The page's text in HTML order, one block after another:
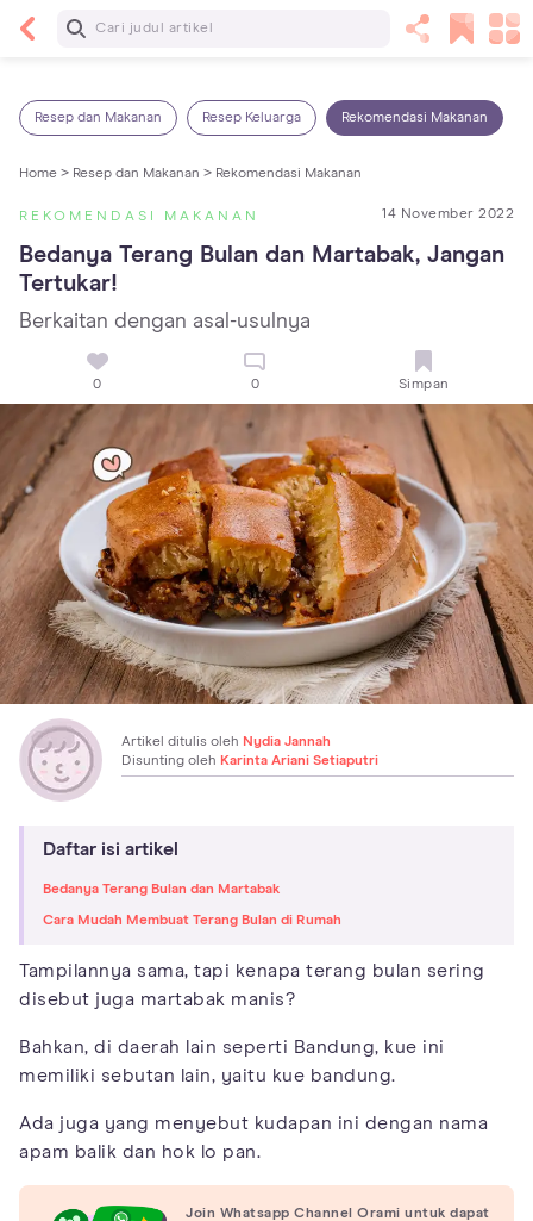
Baca Selanjutnya
Resep dan Makanan Resep Keluarga Rekomendasi Makanan
Home > Resep dan Makanan > Rekomendasi Makanan
REKOMENDASI MAKANAN 14 November 2022
Bedanya Terang Bulan dan Martabak, Jangan
Tertukar!
Berkaitan dengan asal-usulnya
0 0 Simpan
Artikel ditulis oleh Nydia Jannah
Disunting oleh Karinta Ariani Setiaputri
Daftar isi artikel
Bedanya Terang Bulan dan Martabak
Cara Mudah Membuat Terang Bulan di Rumah
Tampilannya sama, tapi kenapa terang bulan sering
disebut juga martabak manis?
Bahkan, di daerah lain seperti Bandung, kue ini
memiliki sebutan lain, yaitu kue bandung.
Ada juga yang menyebut kudapan ini dengan nama
apam balik dan hok lo pan.
Join Whatsapp Channel Orami untuk dapat